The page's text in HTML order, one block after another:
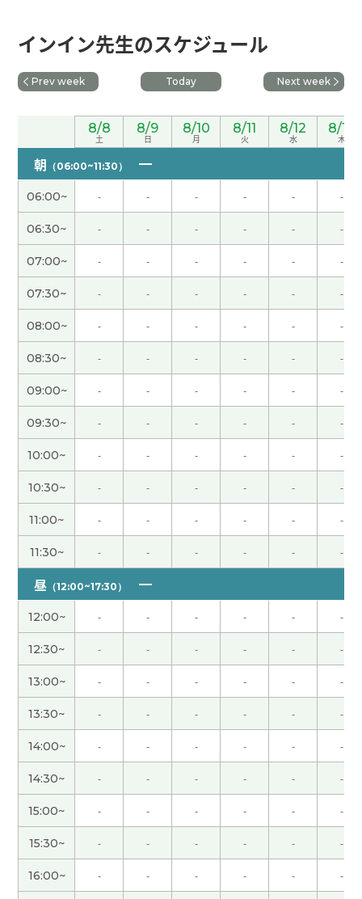
だ全然できないのでとても緊張していましたが日本
今後どのように学習をすすめていけばよいかの相
人には発音の難しい子音の練習もさせてもらいまし
た。ぜひまたお願いしたいです！
工作上谈判很少见。需要技巧。下次见吧。( 男性 )
你好，老师！谢谢老师鼓励我的话。我很高兴！我
以后也会努力学习汉语！
老师细致地指导了我的发音。 ( 50代 男性 )
今天也谢谢您! ( 女性 )
感谢您一直以来如此热心地教导我。 我会继续努力
的❣( 20代 女性 )
谢谢老师，我学到了很多。下次见！( 女性 )
您过奖了〜。下次见〜。 ( 40代 男性 )
鱿鱼刺身非常美味。下次再见。 ( 男性 )
我也很高兴认识你。下节课再见！( 50代 男性 )
一如既往地感謝你！
谢谢老师，讲得很容易理解。下次再见！
谢谢老师，讲得很容易理解。下次再见！
老师，今天也谢谢您！我们下次见！ ( 女性 )
レッスン楽しかったです(*^▽^*)WeChatのことも
教えてくれてありがとうございます❣ 明日もよろ
しくお願いします！( 20代 女性 )
今天谢谢您的課。下次也请多关照 ( 男性 )
インイン先生のスケジュール
Prev week Today Next week
8/8
土
8/9
日
8/10
月
8/11
火
8/12
水
8/13
木
朝 （06:00~11:30）
06:00~ - - - - - -
06:30~ - - - - - -
07:00~ - - - - - -
07:30~ - - - - - -
08:00~ - - - - - -
08:30~ - - - - - -
09:00~ - - - - - -
09:30~ - - - - - -
10:00~ - - - - - -
10:30~ - - - - - -
11:00~ - - - - - -
11:30~ - - - - - -
昼 （12:00~17:30）
12:00~ - - - - - -
12:30~ - - - - - -
13:00~ - - - - - -
13:30~ - - - - - -
14:00~ - - - - - -
14:30~ - - - - - -
15:00~ - - - - - -
15:30~ - - - - - -
16:00~ - - - - - -